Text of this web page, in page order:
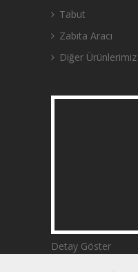
Tabut
Zabıta Aracı
Diğer Ürünlerimiz
Detay Göster